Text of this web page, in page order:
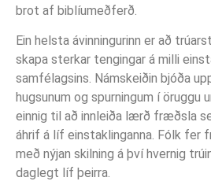
brot af biblíumeðferð.
Ein helsta ávinningurinn er að
skapa sterkar tengingar á milli
samfélagsins. Námskeiðin bjóða
hugsunum og spurningum í öruggu
einnig til að innleiða lærð fræðsla
áhrif á líf einstaklinganna. Fólk fer
með nýjan skilning á því hvernig
daglegt líf þeirra.